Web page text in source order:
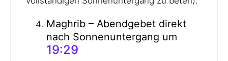
Maghrib – Abendgebet direkt
nach Sonnenuntergang um
19:29